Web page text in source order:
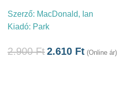
Szerző: MacDonald, Ian
Kiadó: Park
2.900Ft2.610 Ft (Online ár)